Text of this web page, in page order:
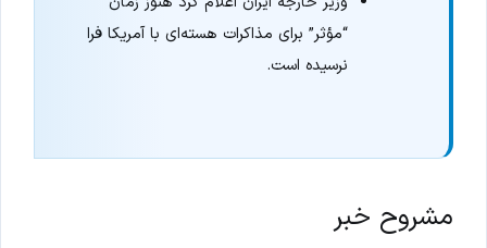
“مؤثر” برای مذاکرات هسته‌ای با آمریکا فرا
نرسیده است.
مشروح خبر